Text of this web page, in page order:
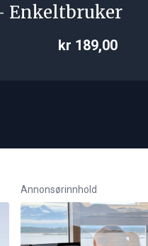
Enkeltbruker
kr 189,00
Annonsørinnhold